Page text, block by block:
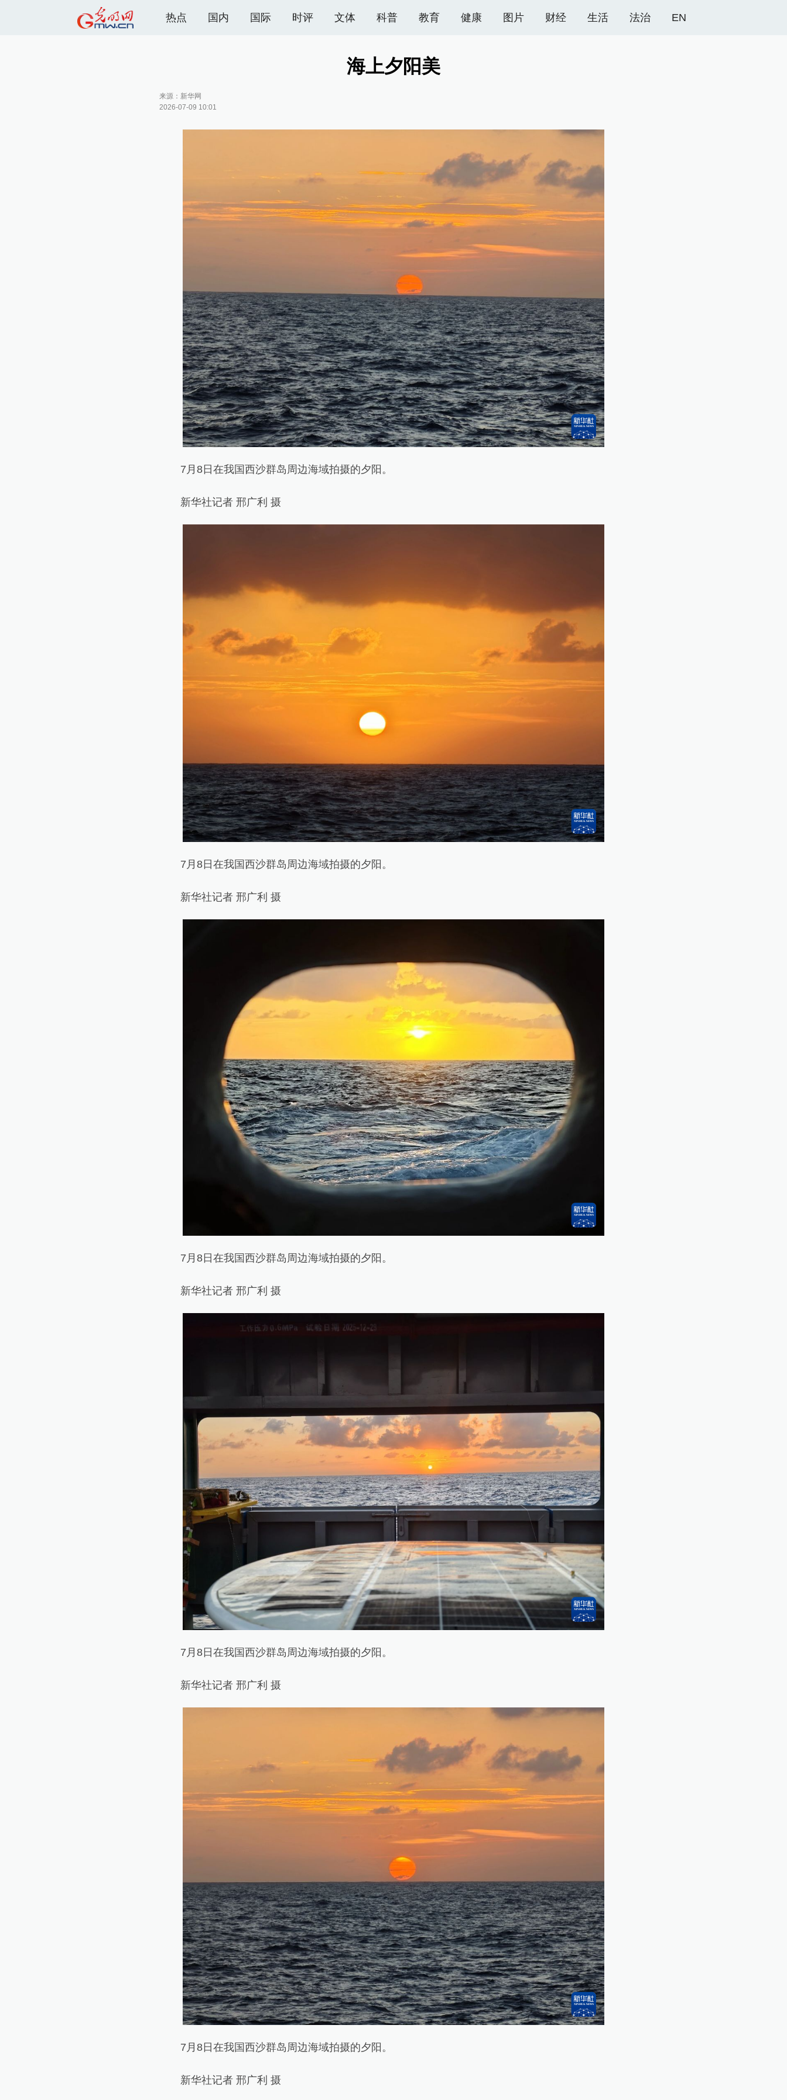
热点 国内 国际 时评 文体 科普 教育 健康 图片 财经 生活 法治 EN
海上夕阳美
来源： 新华网
2026-07-09 10:01
7月8日在我国西沙群岛周边海域拍摄的夕阳。
新华社记者 邢广利 摄
7月8日在我国西沙群岛周边海域拍摄的夕阳。
新华社记者 邢广利 摄
7月8日在我国西沙群岛周边海域拍摄的夕阳。
新华社记者 邢广利 摄
7月8日在我国西沙群岛周边海域拍摄的夕阳。
新华社记者 邢广利 摄
7月8日在我国西沙群岛周边海域拍摄的夕阳。
新华社记者 邢广利 摄